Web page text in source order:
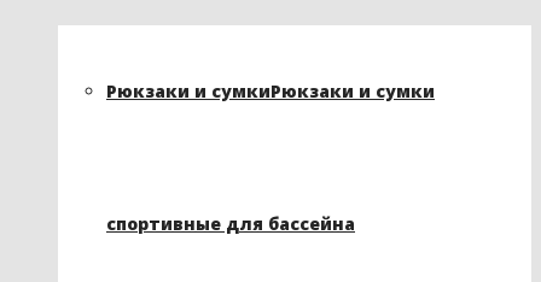
Рюкзаки и сумкиРюкзаки и сумки
спортивные для бассейна